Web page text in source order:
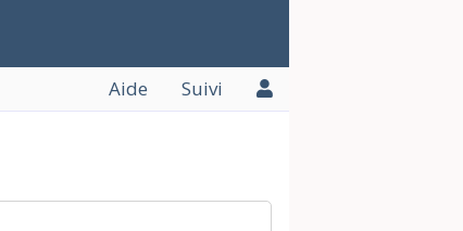
Suivi
Aide